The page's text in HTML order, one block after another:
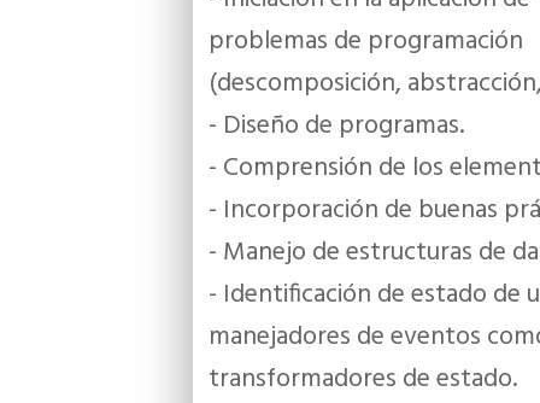
problemas de programación
(descomposición,
- Diseño de programas.
- Comprensión de los
- Incorporación de buenas
- Manejo de estructuras de
- Identificación de estado de
manejadores de eventos
transformadores de estado.